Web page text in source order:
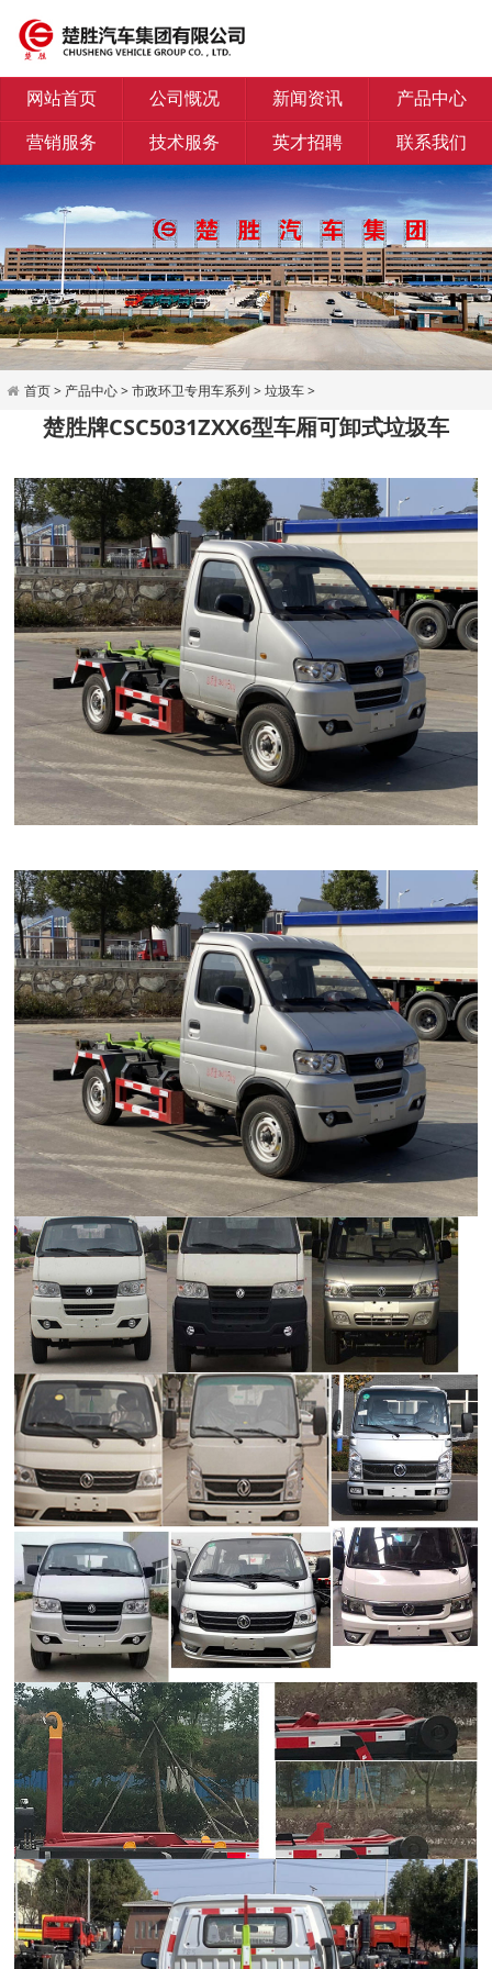
网站首页 公司慨况 新闻资讯
产品中心
营销服务
技术服务 英才招聘 联系我们
首页> 产品中心>市政环卫专用车系列>垃圾车>
楚胜牌CSC5031ZXX6型车厢可卸式垃圾车